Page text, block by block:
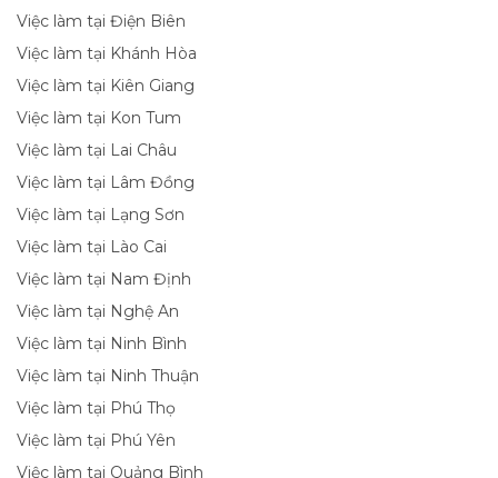
Việc làm tại Điện Biên
Việc làm tại Khánh Hòa
Việc làm tại Kiên Giang
Việc làm tại Kon Tum
Việc làm tại Lai Châu
Việc làm tại Lâm Đồng
Việc làm tại Lạng Sơn
Việc làm tại Lào Cai
Việc làm tại Nam Định
Việc làm tại Nghệ An
Việc làm tại Ninh Bình
Việc làm tại Ninh Thuận
Việc làm tại Phú Thọ
Việc làm tại Phú Yên
Việc làm tại Quảng Bình